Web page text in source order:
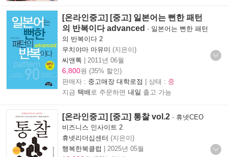
[온라인중고] [중고] 일본어는 뻔한 패턴
의 반복이다 advanced - 일본어는 뻔한 패턴
의 반복이다 2
우치야마 마유미 (지은이)
씨앤톡
2011년 06월
6,800원 (35% 할인)
판매자 : 중고매장 대학로점 | 상태 : 중
지금 택배 로 주문하면 내일 출고 가능
[온라인중고] [중고] 통찰 vol.2 - 휴넷CEO
비즈니스 인사이트 2
휴넷리더십센터 (지은이)
행복한북클럽
2025년 05월